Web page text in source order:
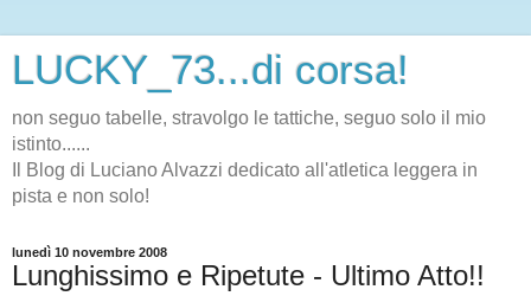
LUCKY_73...di corsa!
non seguo tabelle, stravolgo le tattiche, seguo solo il mio
istinto......
Il Blog di Luciano Alvazzi dedicato all'atletica leggera in
pista e non solo!
lunedì 10 novembre 2008
Lunghissimo e Ripetute - Ultimo Atto!!